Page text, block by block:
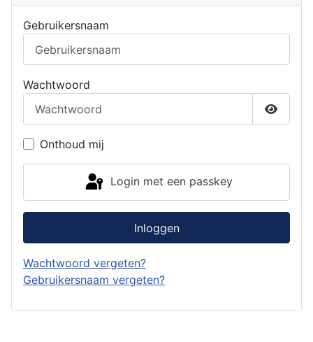
Gebruikersnaam
Wachtwoord
Toon
Onthoud mij
Login met een passkey
Inloggen
Wachtwoord vergeten?
Gebruikersnaam vergeten?